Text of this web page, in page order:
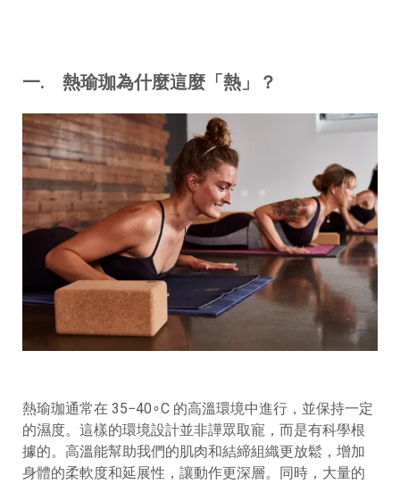
一. 熱瑜珈為什麼這麼「熱」？
熱瑜珈通常在 35−40∘C 的高溫環境中進行，並保持一定
的濕度。這樣的環境設計並非譁眾取寵，而是有科學根
據的。高溫能幫助我們的肌肉和結締組織更放鬆，增加
身體的柔軟度和延展性，讓動作更深層。同時，大量的